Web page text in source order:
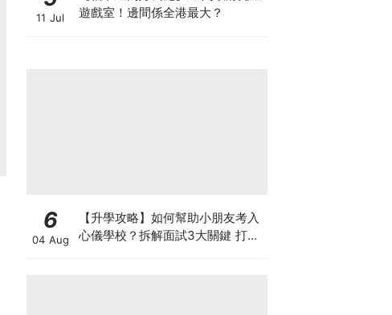
11 Jul
遊戲室！邊間係全港最大？
6
04 Aug
【升學攻略】如何幫助小朋友考入
心儀學校？拆解面試3大關鍵 打好